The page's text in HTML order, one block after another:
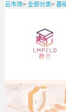
云市场> 全部分类> 基